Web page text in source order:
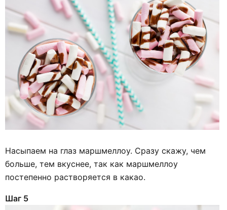
Насыпаем на глаз маршмеллоу. Сразу скажу, чем
больше, тем вкуснее, так как маршмеллоу
постепенно растворяется в какао.
Шаг 5